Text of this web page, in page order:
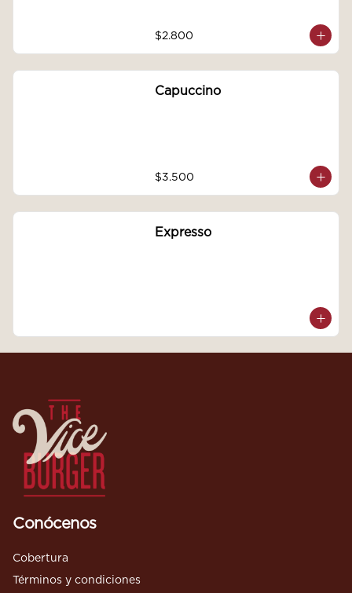
$2.800
Capuccino
$3.500
Expresso
Conócenos
Cobertura
Términos y condiciones